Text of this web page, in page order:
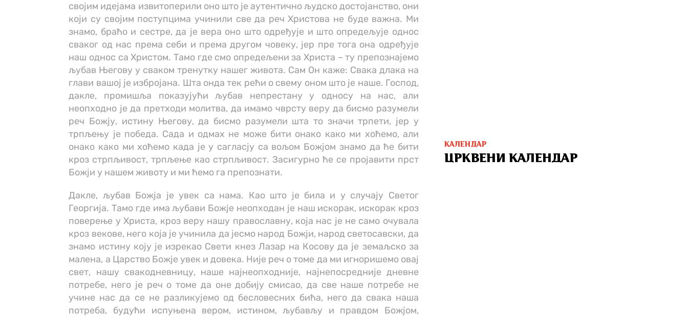
својим идејама извитоперили оно што је аутентично људско достојанство, они
који су својим поступцима учинили све да реч Христова не буде важна. Ми
знамо, браћо и сестре, да је вера оно што одређује и што опредељује однос
сваког од нас према себи и према другом човеку, јер пре тога она одређује
наш однос са Христом. Тамо где смо опредељени за Христа – ту препознајемо
љубав Његову у сваком тренутку нашег живота. Сам Он каже: Свака длака на
глави вашој је избројана. Шта онда тек рећи о свему оном што је наше. Господ,
дакле, промишља показујући љубав непрестану у односу на нас, али
неопходно је да претходи молитва, да имамо чврсту веру да бисмо разумели
реч Божју, истину Његову, да бисмо разумели шта то значи трпети, јер у
трпљењу је победа. Сада и одмах не може бити онако како ми хоћемо, али
онако како ми хоћемо када је у сагласју са вољом Божјом знамо да ће бити
кроз стрпљивост, трпљење као стрпљивост. Засигурно ће се пројавити прст
Божји у нашем животу и ми ћемо га препознати.
Дакле, љубав Божја је увек са нама. Као што је била и у случају Светог
Георгија. Тамо где има љубави Божје неопходан је наш искорак, искорак кроз
поверење у Христа, кроз веру нашу православну, која нас је не само очувала
кроз векове, него која је учинила да јесмо народ Божји, народ светосавски, да
знамо истину коју је изрекао Свети кнез Лазар на Косову да је земаљско за
малена, а Царство Божје увек и довека. Није реч о томе да ми игноришемо овај
свет, нашу свакодневницу, наше најнеопходније, најнепосредније дневне
потребе, него је реч о томе да оне добију смисао, да све наше потребе не
учине нас да се не разликујемо од бесловесних бића, него да свака наша
потреба, будући испуњена вером, истином, љубављу и правдом Божјом,
КАЛЕНДАР
ЦРКВЕНИ КАЛЕНДАР